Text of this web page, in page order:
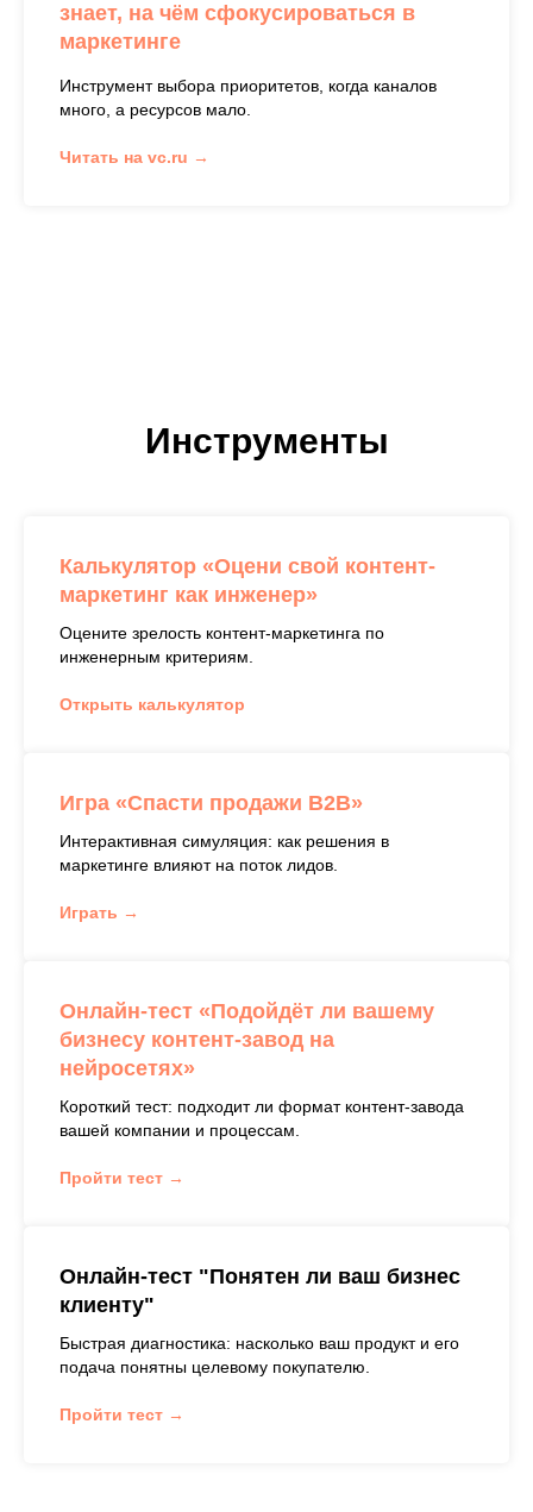
знает, на чём сфокусироваться в
маркетинге
Инструмент выбора приоритетов, когда каналов
много, а ресурсов мало.
Читать на vc.ru →
Инструменты
Калькулятор «Оцени свой контент-
маркетинг как инженер»
Оцените зрелость контент-маркетинга по
инженерным критериям.
Открыть калькулятор
Игра «Спасти продажи B2B»
Интерактивная симуляция: как решения в
маркетинге влияют на поток лидов.
Играть →
Онлайн-тест «Подойдёт ли вашему
бизнесу контент-завод на
нейросетях»
Короткий тест: подходит ли формат контент-завода
вашей компании и процессам.
Пройти тест →
Онлайн-тест "Понятен ли ваш бизнес
клиенту"
Быстрая диагностика: насколько ваш продукт и его
подача понятны целевому покупателю.
Пройти тест →